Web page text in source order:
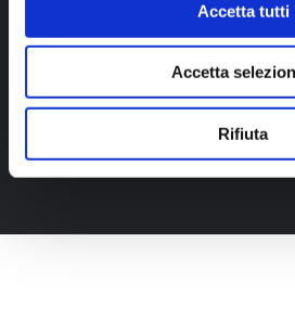
Accetta tutti
Accetta
Rifiuta
👉